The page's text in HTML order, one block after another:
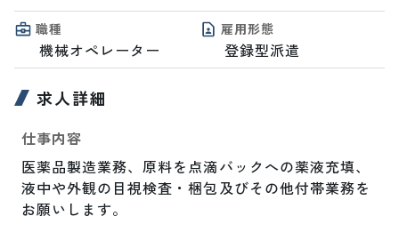
職種
機械オペレーター
雇用形態
登録型派遣
求人詳細
仕事内容
医薬品製造業務、原料を点滴バックへの薬液充填、
液中や外観の目視検査・梱包及びその他付帯業務を
お願いします。